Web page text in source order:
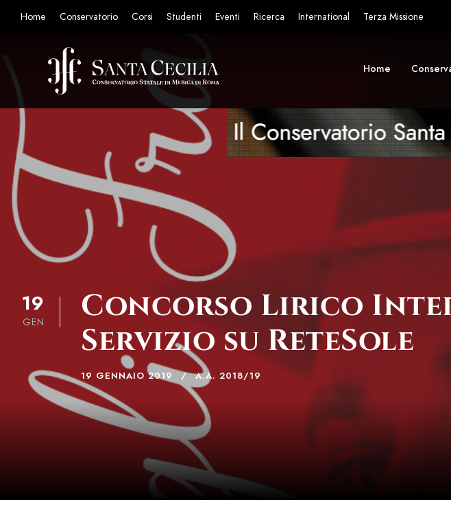
Home Conservatorio Corsi Studenti Eventi Ricerca International Terza Missione
Home
19
GEN
Concorso Lirico
Servizio su ReteSole
19 GENNAIO 2019 A.A. 2018/19